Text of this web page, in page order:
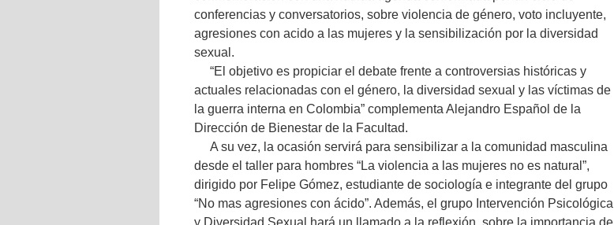
conferencias y conversatorios, sobre violencia de género, voto incluyente,
agresiones con acido a las mujeres y la sensibilización por la diversidad
sexual.
“El objetivo es propiciar el debate frente a controversias históricas y
actuales relacionadas con el género, la diversidad sexual y las víctimas de
la guerra interna en Colombia” complementa Alejandro Español de la
Dirección de Bienestar de la Facultad.
A su vez, la ocasión servirá para sensibilizar a la comunidad masculina
desde el taller para hombres “La violencia a las mujeres no es natural”,
dirigido por Felipe Gómez, estudiante de sociología e integrante del grupo
“No mas agresiones con ácido”. Además, el grupo Intervención Psicológica
y Diversidad Sexual hará un llamado a la reflexión, sobre la importancia de